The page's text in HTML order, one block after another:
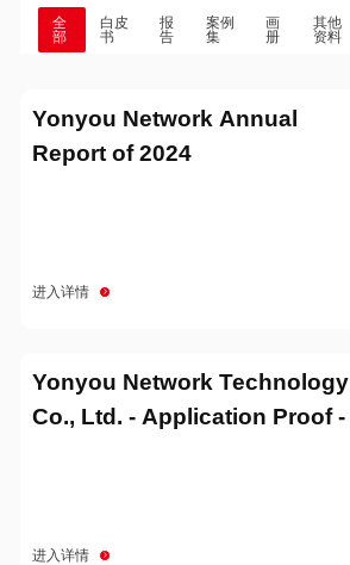
全
部
白皮
书
报
告
案例
集
画
册
其他
资料
Yonyou Network Annual
Report of 2024
进入详情
Yonyou Network Technology
Co., Ltd. - Application Proof -
进入详情